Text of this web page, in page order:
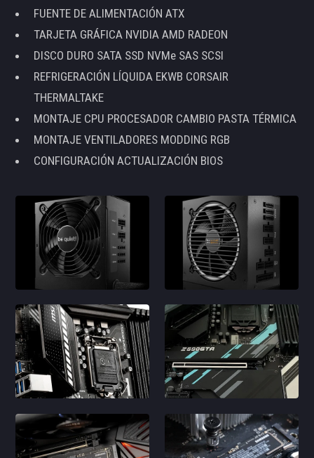
FUENTE DE ALIMENTACIÓN ATX
TARJETA GRÁFICA NVIDIA AMD RADEON
DISCO DURO SATA SSD NVMe SAS SCSI
REFRIGERACIÓN LÍQUIDA EKWB CORSAIR
THERMALTAKE
MONTAJE CPU PROCESADOR CAMBIO PASTA TÉRMICA
MONTAJE VENTILADORES MODDING RGB
CONFIGURACIÓN ACTUALIZACIÓN BIOS